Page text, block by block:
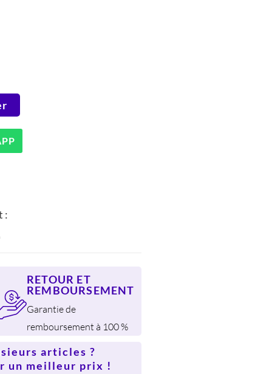
:
DH.
:
RETOUR ET
REMBOURSEMENT
Garantie de
remboursement à 100 %
articles ?
un meilleur prix !